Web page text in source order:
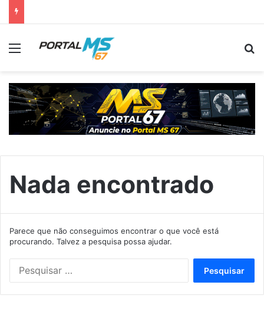
Menu
Nada encontrado
Parece que não conseguimos encontrar o que você está
procurando. Talvez a pesquisa possa ajudar.